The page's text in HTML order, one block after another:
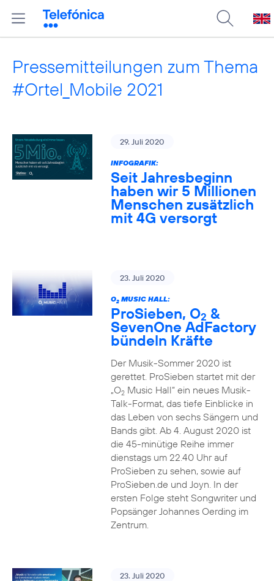
Pressemitteilungen zum Thema
#Ortel_Mobile 2021
29. Juli 2020
INFOGRAFIK:
Seit Jahresbeginn
haben wir 5 Millionen
Menschen zusätzlich
mit 4G versorgt
23. Juli 2020
O2MUSIC HALL:
ProSieben, O2 &
SevenOne AdFactory
bündeln Kräfte
Der Musik-Sommer 2020 ist
gerettet. ProSieben startet mit der
„O2Music Hall“ ein neues Musik-
Talk-Format, das tiefe Einblicke in
das Leben von sechs Sängern und
Bands gibt. Ab 4. August 2020 ist
die 45-minütige Reihe immer
dienstags um 22.40 Uhr auf
ProSieben zu sehen, sowie auf
ProSieben.de und Joyn. In der
ersten Folge steht Songwriter und
Popsänger Johannes Oerding im
Zentrum.
23. Juli 2020